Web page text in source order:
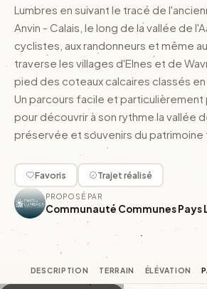
Lumbres en suivant le tracé de
Anvin - Calais, le long de la vallée de
cyclistes, aux randonneurs et même
traverse les villages d'Elnes et de
pied des coteaux calcaires classés en
Un parcours facile et particulièrement
pour découvrir à son rythme la vallée
préservée et souvenirs du patrimoine
Favoris Trajet réalisé
PROPOSÉ PAR
Communauté Communes Pays
DESCRIPTION TERRAIN ÉLÉVATION